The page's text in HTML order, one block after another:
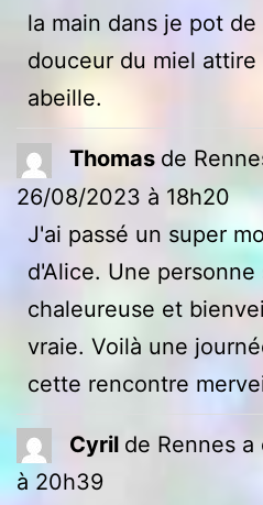
la main dans je pot
douceur du miel
abeille.
Thomas de
26/08/2023 à 18h20
J'ai passé un super
d'Alice. Une personne
chaleureuse et
vraie. Voilà une
cette rencontre
Cyril de Rennes a
à 20h39